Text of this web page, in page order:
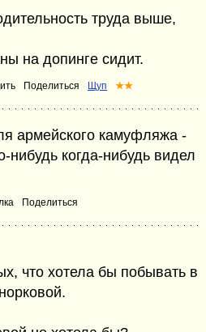
труда выше,
на допинге сидит.
Поделиться Щуп ★★
армейского камуфляжа -
нибудь когда-нибудь видел
Поделиться
что хотела бы побывать в